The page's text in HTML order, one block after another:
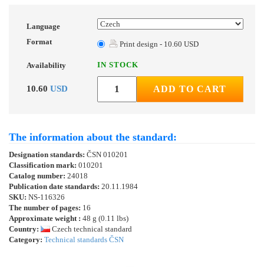
Language
Format
Print design - 10.60 USD
Availability IN STOCK
10.60 USD ADD TO CART
The information about the standard:
Designation standards: ČSN 010201
Classification mark: 010201
Catalog number: 24018
Publication date standards: 20.11.1984
SKU: NS-116326
The number of pages: 16
Approximate weight : 48 g (0.11 lbs)
Country:
Czech technical standard
Category: Technical standards ČSN